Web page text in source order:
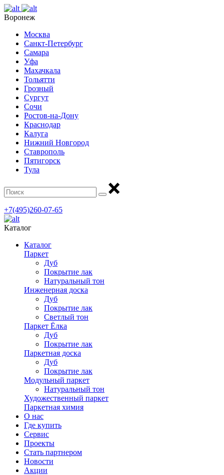
Воронеж
Москва
Санкт-Петербург
Самара
Уфа
Махачкала
Тольятти
Грозный
Сургут
Сочи
Ростов-на-Дону
Краснодар
Калуга
Нижний Новгород
Ставрополь
Пятигорск
Тула
+7(495)260-07-65
Каталог
Каталог
Паркет
Дуб
Покрытие лак
Натуральный тон
Инженерная доска
Дуб
Покрытие лак
Светлый тон
Паркет Ёлка
Дуб
Покрытие лак
Паркетная доска
Дуб
Покрытие лак
Модульный паркет
Натуральный тон
Художественный паркет
Паркетная химия
О нас
Где купить
Сервис
Проекты
Стать партнером
Новости
Акции